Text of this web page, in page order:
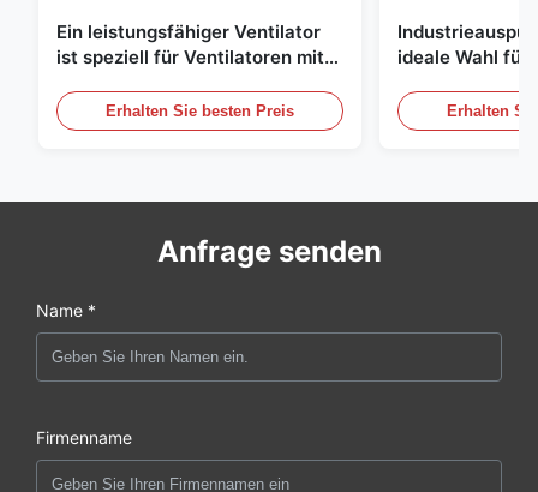
Ein leistungsfähiger Ventilator
ist speziell für Ventilatoren mit
mm und einem Luftvolumen von
120000 m3/h entwickelt.
Erhalten Sie besten Preis
ideale Wahl für
Erhalten
Anfrage senden
Name *
Firmenname